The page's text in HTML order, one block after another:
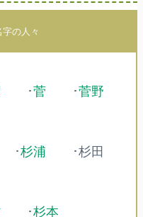
字の人々
･菅 ･菅野
･杉浦 ･杉田
･杉本